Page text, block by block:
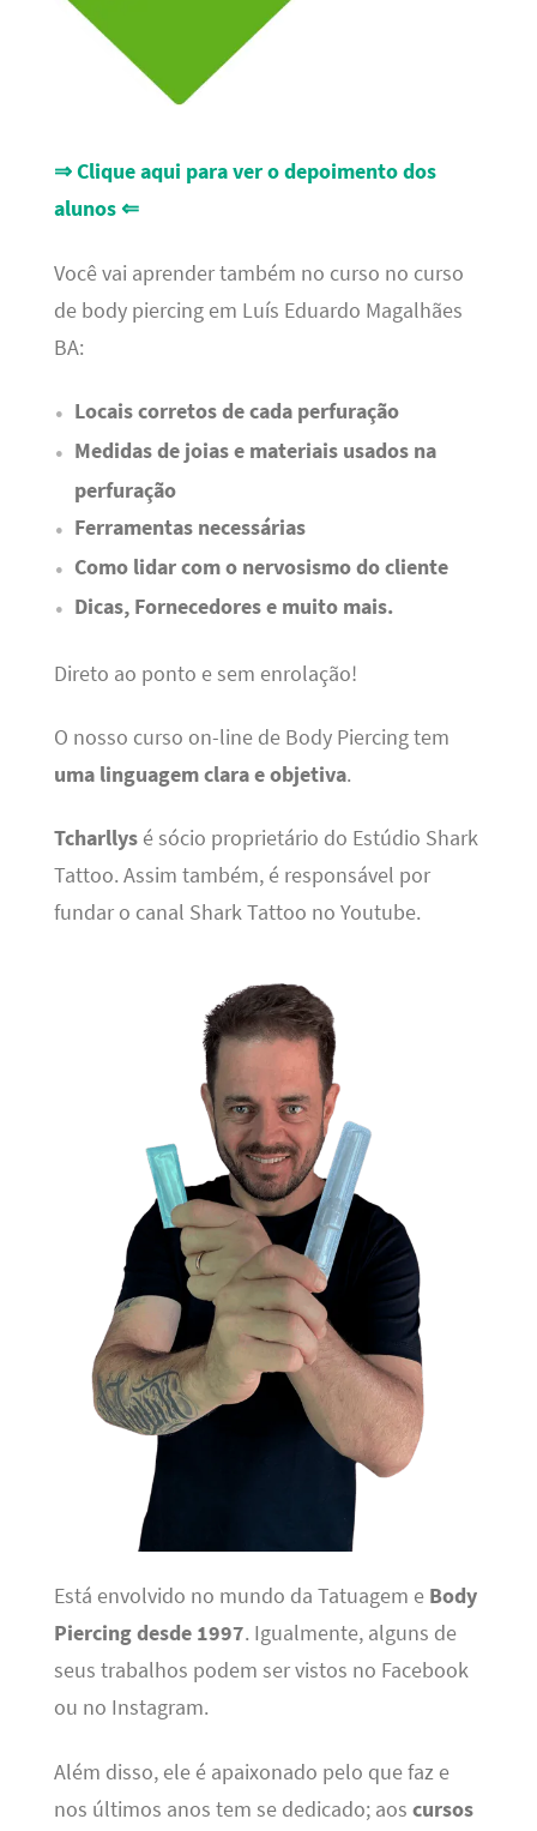
⇒ Clique aqui para ver o depoimento dos
alunos ⇐
Você vai aprender também no curso no curso
de body piercing em Luís Eduardo Magalhães
BA:
Locais corretos de cada perfuração
Medidas de joias e materiais usados na
perfuração
Ferramentas necessárias
Como lidar com o nervosismo do cliente
Dicas, Fornecedores e muito mais.
Direto ao ponto e sem enrolação!
O nosso curso on-line de Body Piercing tem
uma linguagem clara e objetiva.
Tcharllysé sócio proprietário do Estúdio Shark
Tattoo. Assim também, é responsável por
fundar o canal Shark Tattoo no Youtube.
Está envolvido no mundo da Tatuagem e Body
Piercing desde 1997. Igualmente, alguns de
seus trabalhos podem ser vistos no Facebook
ou no Instagram.
Além disso, ele é apaixonado pelo que faz e
nos últimos anos tem se dedicado; aos cursos